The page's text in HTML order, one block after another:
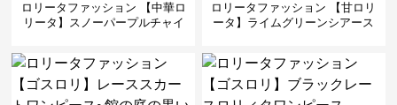
ロリータファッション 【中華ロ
リータ】スノーパープルチャイ
ロリータファッション 【甘ロリ
ータ】ライムグリーンシアース